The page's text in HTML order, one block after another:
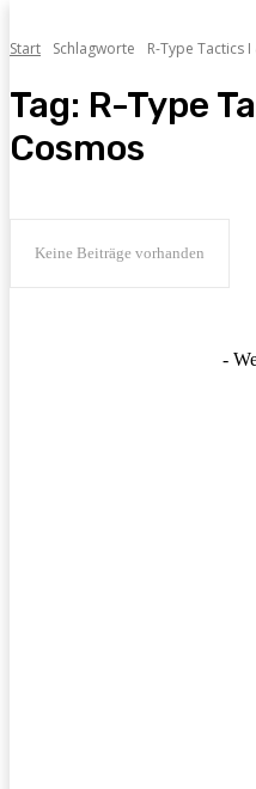
Start Schlagworte R-Type Tactics
Tag: R-Type
Cosmos
Keine Beiträge vorhanden
-